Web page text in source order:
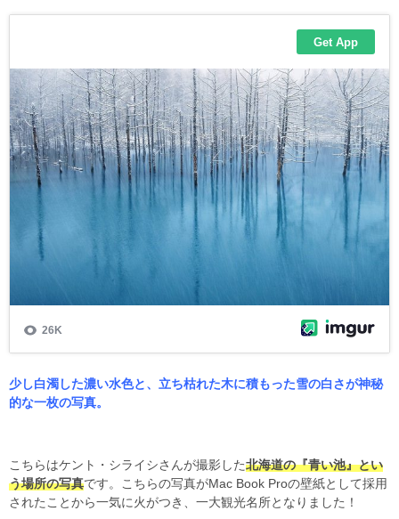
少し白濁した濃い水色と、立ち枯れた木に積もった雪の白さが神秘
的な一枚の写真。
こちらはケント・シライシさんが撮影した北海道の『青い池』とい
う場所の写真です。こちらの写真がMac Book Proの壁紙として採用
されたことから一気に火がつき、一大観光名所となりました！